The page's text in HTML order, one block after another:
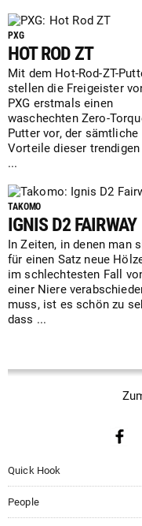
PXG
HOT ROD ZT
Mit dem Hot-Rod-ZT-
stellen die Freigeister
PXG erstmals einen
waschechten Zero-
Putter vor, der sämtliche
Vorteile dieser trendigen
...
TAKOMO
IGNIS D2 FAIRWAY
In Zeiten, in denen man
für einen Satz neue
im schlechtesten Fall
einer Niere
muss, ist es schön zu
dass ...
Quick Hook
People